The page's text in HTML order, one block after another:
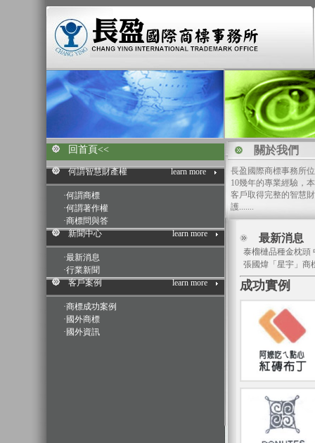
回首頁<<
何謂智慧財產權 learn more
·何謂商標
·何謂著作權
·商標問與答
新聞中心
learn more
·最新消息
·行業新聞
客戶案例
learn more
·商標成功案例
· 國外商標
· 國外資訊
關於我們
長盈國際商標事務所
10幾年的專業經驗，
客戶取得完整的智慧
護.......
最新消息
泰榴槤品種金枕頭
張國煒「星宇」商
成功實例